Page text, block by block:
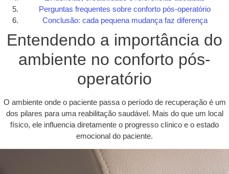
Perguntas frequentes sobre conforto pós-operatório
Conclusão: cada pequena mudança faz diferença
Entendendo a importância do
ambiente no conforto pós-
operatório
O ambiente onde o paciente passa o período de recuperação é um
dos pilares para uma reabilitação saudável. Mais do que um local
físico, ele influencia diretamente o progresso clínico e o estado
emocional do paciente.